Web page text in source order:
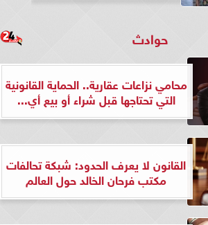
حوادث
محامي نزاعات عقارية.. الحماية القانونية
التي تحتاجها قبل شراء أو بيع أي...
القانون لا يعرف الحدود: شبكة تحالفات
مكتب فرحان الخالد حول العالم